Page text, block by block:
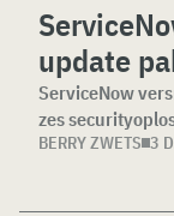
update
ServiceNow
zes
BERRY ZWETS 3